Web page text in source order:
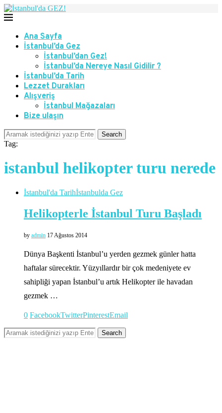
Ana Sayfa
İstanbul’da Gez
İstanbul’dan Gez!
İstanbul’da Nereye Nasıl Gidilir ?
İstanbul’da Tarih
Lezzet Durakları
Alışveriş
İstanbul Mağazaları
Bize ulaşın
Search
Tag:
istanbul helikopter turu nerede
İstanbul'da Tarihİstanbulda Gez
Helikopterle İstanbul Turu Başladı
by admin 17 Ağustos 2014
Dünya Başkenti İstanbul’u yerden gezmek günler hatta
haftalar sürecektir. Yüzyıllardır bir çok medeniyete ev
sahipliği yapan İstanbul’u artık Helikopter ile havadan
gezmek …
0 FacebookTwitterPinterestEmail